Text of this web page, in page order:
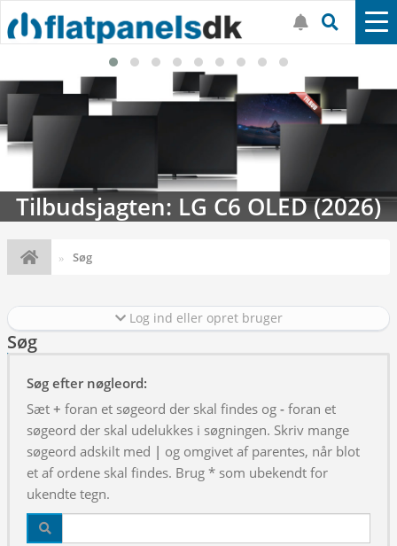
Tilbudsjagten: LG C6 OLED (2026)
Søg
Log ind eller opret bruger
Søg
Søg efter nøgleord:
Sæt + foran et søgeord der skal findes og - foran et
søgeord der skal udelukkes i søgningen. Skriv mange
søgeord adskilt med | og omgivet af parentes, når blot
et af ordene skal findes. Brug * som ubekendt for
ukendte tegn.